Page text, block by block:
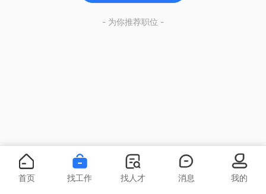
- 为你推荐职位 -
首页 找工作 找人才 消息 我的